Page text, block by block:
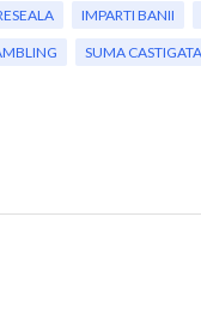
IMPARTI BANII
SUMA CASTIGATA